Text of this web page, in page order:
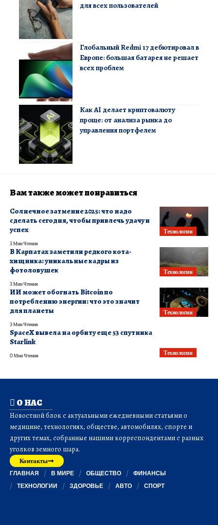
для всех пользователей
Глобальный Redmi 17 дебютировал в
Европе: большая батарея не решает
всех проблем
Как AI делает криптовалюту
проще: от анализа рынка до
управления портфелем
Вам также может понравиться
Технологии
Солнечное затмение 2025: что надо
сделать сегодня, чтобы привлечь удачу и
успех
3 Мин Чтения
Технологии
В Карпатах заметили редкого кота-
хищника: уникальные кадры из
фотоловушек
3 Мин Чтения
Технологии
ИИ может обогнать Bitcoin по
потреблению энергии: что это значит
для планеты
3 Мин Чтения
Технологии
SpaceX вывела на орбиту еще 53 спутника
Starlink
0 Мин Чтения
О НАС
Новостной блок с актуальными ежедневными статьями о
медицине, технологиях, обществе, автомобилях, спорте и
других темах, собранные нашими корреспондентами с разных
уголков земного шара.
Контакты
ГЛАВНАЯ В МИРЕ ОБЩЕСТВО
ФИНАНСЫ
ТЕХНОЛОГИИ
ЗДОРОВЬЕ АВТО СПОРТ